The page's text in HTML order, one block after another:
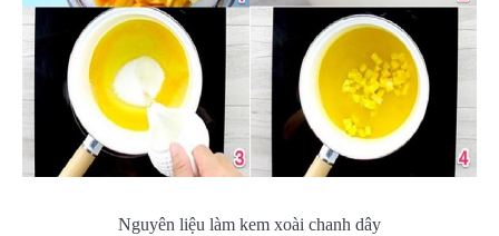
Nguyên liệu làm kem xoài chanh dây